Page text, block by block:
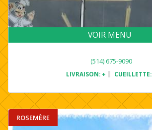
VOIR MENU
(514) 675-9090
LIVRAISON: + CUEILLETTE:
ROSEMÈRE